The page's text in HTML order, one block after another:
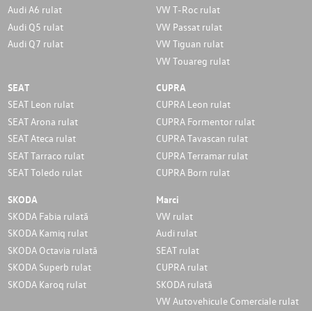
Audi A6 rulat
Audi Q5 rulat
Audi Q7 rulat
VW T-Roc rulat
VW Passat rulat
VW Tiguan rulat
VW Touareg rulat
SEAT
SEAT Leon rulat
SEAT Arona rulat
SEAT Ateca rulat
SEAT Tarraco rulat
SEAT Toledo rulat
CUPRA
CUPRA Leon rulat
CUPRA Formentor rulat
CUPRA Tavascan rulat
CUPRA Terramar rulat
CUPRA Born rulat
SKODA
SKODA Fabia rulată
SKODA Kamiq rulat
SKODA Octavia rulată
SKODA Superb rulat
SKODA Karoq rulat
Marci
VW rulat
Audi rulat
SEAT rulat
CUPRA rulat
SKODA rulată
VW Autovehicule Comerciale rulat